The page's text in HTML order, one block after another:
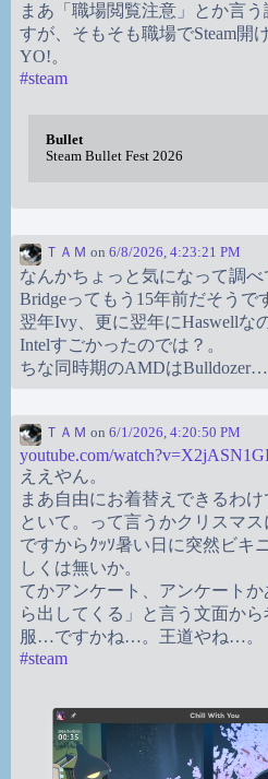
まあ「職場閲覧注意」とか言
すが、そもそも職場でSteam開
YO!。
#steam
Bullet
Steam Bullet Fest 2026
ＴＡＭ on 6/8/2026, 4:23:21 PM
なんかちょっと気になって調べ
Bridgeってもう15年前だそうで
翌年Ivy、更に翌年にHaswellな
Intelすごかったのでは？。
ちな同時期のAMDは
ＴＡＭ on 6/1/2026, 4:20:50 PM
youtube.com/
ええやん。
まあ自由にお着替えできるわ
といて。って言うかクリスマ
ですからｸｯｿ暑い日に突然ビキ
しくは無いか。
てかアンケート、アンケート
ら出してくる」と言う文面から
服…ですかね…。王道やね…。
#steam